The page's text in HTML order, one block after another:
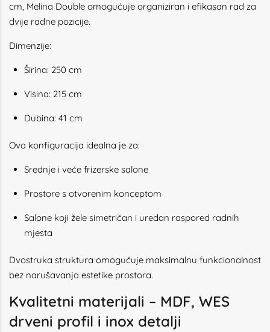
cm, Melina Double omogućuje organiziran i efikasan rad za
dvije radne pozicije.
Dimenzije:
Širina: 250 cm
Visina: 215 cm
Dubina: 41 cm
Ova konfiguracija idealna je za:
Srednje i veće frizerske salone
Prostore s otvorenim konceptom
Salone koji žele simetričan i uredan raspored radnih
mjesta
Dvostruka struktura omogućuje maksimalnu funkcionalnost
bez narušavanja estetike prostora.
Kvalitetni materijali – MDF, WES
drveni profil i inox detalji